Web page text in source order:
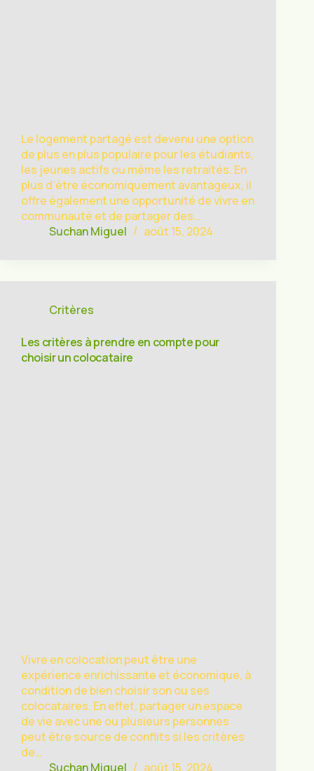
Le logement partagé est devenu une option
de plus en plus populaire pour les étudiants,
les jeunes actifs ou même les retraités. En
plus d’être économiquement avantageux, il
offre également une opportunité de vivre en
communauté et de partager des…
Suchan Miguel
août 15, 2024
Critères
Les critères à prendre en compte pour
choisir un colocataire
Vivre en colocation peut être une
expérience enrichissante et économique, à
condition de bien choisir son ou ses
colocataires. En effet, partager un espace
de vie avec une ou plusieurs personnes
peut être source de conflits si les critères
de…
Suchan Miguel
août 15, 2024